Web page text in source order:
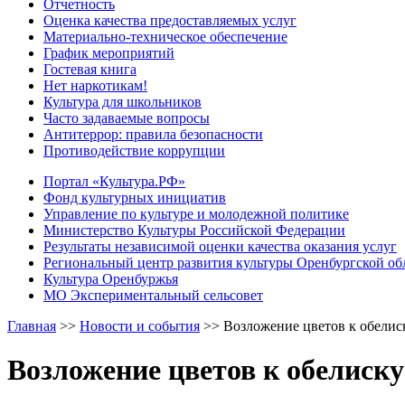
Отчетность
Оценка качества предоставляемых услуг
Материально-техническое обеспечение
График мероприятий
Гостевая книга
Нет наркотикам!
Культура для школьников
Часто задаваемые вопросы
Антитеррор: правила безопасности
Противодействие коррупции
Портал «Культура.РФ»
Фонд культурных инициатив
Управление по культуре и молодежной политике
Министерство Культуры Российской Федерации
Результаты независимой оценки качества оказания услуг
Региональный центр развития культуры Оренбургской
Культура Оренбуржья
МО Экспериментальный сельсовет
Главная >> Новости и события >> Возложение цветов к
Возложение цветов к обелиску